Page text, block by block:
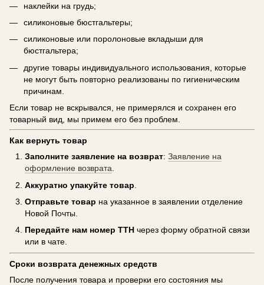
наклейки на грудь;
силиконовые бюстгальтеры;
силиконовые или поролоновые вкладыши для
бюстгальтера;
другие товары индивидуального использования, которые
не могут быть повторно реализованы по гигиеническим
причинам.
Если товар не вскрывался, не примерялся и сохранен его
товарный вид, мы примем его без проблем.
Как вернуть товар
Заполните заявление на возврат: Заявление на
оформление возврата
Аккуратно упакуйте товар
Отправьте товар на указанное в заявлении отделение
Новой Почты.
Передайте нам номер ТТН через форму обратной связи
или в чате.
Сроки возврата денежных средств
После получения товара и проверки его состояния мы